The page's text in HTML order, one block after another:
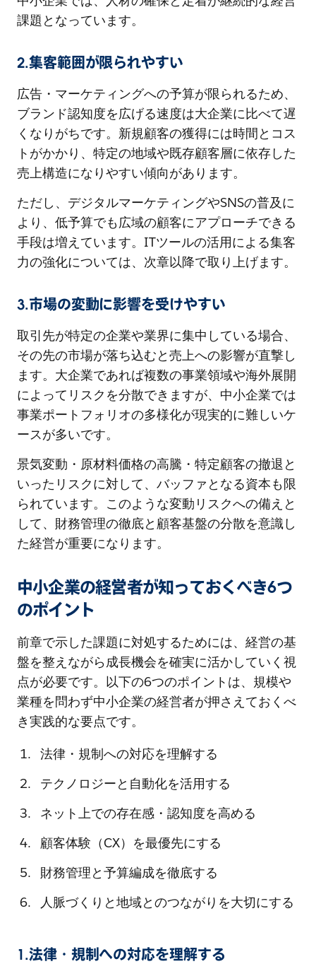
課題となっています。
2.集客範囲が限られやすい
広告・マーケティングへの予算が限られるため、
ブランド認知度を広げる速度は大企業に比べて遅
くなりがちです。新規顧客の獲得には時間とコス
トがかかり、特定の地域や既存顧客層に依存した
売上構造になりやすい傾向があります。
ただし、デジタルマーケティングやSNSの普及に
より、低予算でも広域の顧客にアプローチできる
手段は増えています。ITツールの活用による集客
力の強化については、次章以降で取り上げます。
3.市場の変動に影響を受けやすい
取引先が特定の企業や業界に集中している場合、
その先の市場が落ち込むと売上への影響が直撃し
ます。大企業であれば複数の事業領域や海外展開
によってリスクを分散できますが、中小企業では
事業ポートフォリオの多様化が現実的に難しいケ
ースが多いです。
景気変動・原材料価格の高騰・特定顧客の撤退と
いったリスクに対して、バッファとなる資本も限
られています。このような変動リスクへの備えと
して、財務管理の徹底と顧客基盤の分散を意識し
た経営が重要になります。
中小企業の経営者が知っておくべき6つ
のポイント
前章で示した課題に対処するためには、経営の基
盤を整えながら成長機会を確実に活かしていく視
点が必要です。以下の6つのポイントは、規模や
業種を問わず中小企業の経営者が押さえておくべ
き実践的な要点です。
法律・規制への対応を理解する
テクノロジーと自動化を活用する
ネット上での存在感・認知度を高める
顧客体験（CX）を最優先にする
財務管理と予算編成を徹底する
人脈づくりと地域とのつながりを大切にする
1.法律・規制への対応を理解する